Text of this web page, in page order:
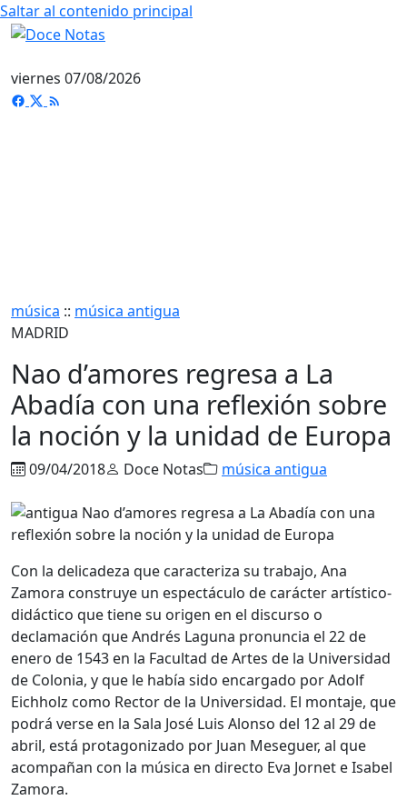
Saltar al contenido principal
viernes 07/08/2026
música :: música antigua
MADRID
Nao d’amores regresa a La
Abadía con una reflexión sobre
la noción y la unidad de Europa
09/04/2018 Doce Notas música antigua
Con la delicadeza que caracteriza su trabajo, Ana
Zamora construye un espectáculo de carácter artístico-
didáctico que tiene su origen en el discurso o
declamación que Andrés Laguna pronuncia el 22 de
enero de 1543 en la Facultad de Artes de la Universidad
de Colonia, y que le había sido encargado por Adolf
Eichholz como Rector de la Universidad. El montaje, que
podrá verse en la Sala José Luis Alonso del 12 al 29 de
abril, está protagonizado por Juan Meseguer, al que
acompañan con la música en directo Eva Jornet e Isabel
Zamora.